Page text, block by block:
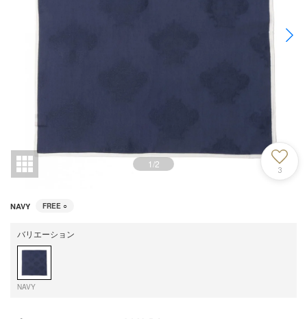
1/2
3
NAVY FREE ○
バリエーション
NAVY